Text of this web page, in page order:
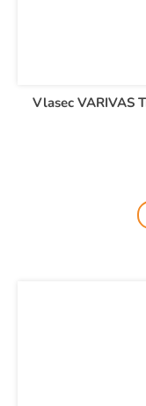
Vlasec VARIVAS